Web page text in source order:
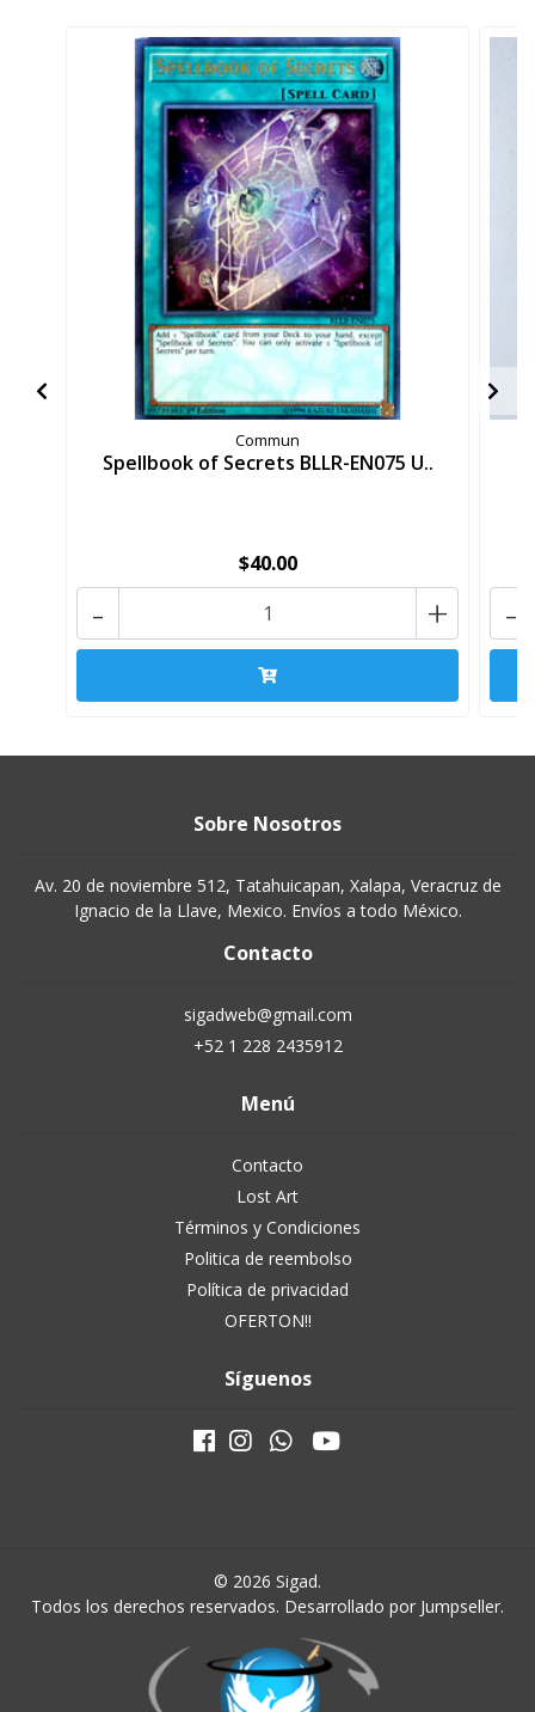
Commun
Spellbook of Secrets BLLR-EN075 U..
$40.00
+
- -
Sobre Nosotros
Av. 20 de noviembre 512, Tatahuicapan, Xalapa, Veracruz de
Ignacio de la Llave, Mexico. Envíos a todo México.
Contacto
sigadweb@gmail.com
+52 1 228 2435912
Menú
Contacto
Lost Art
Términos y Condiciones
Politica de reembolso
Política de privacidad
OFERTON!!
Síguenos
© 2026 Sigad.
Todos los derechos reservados. Desarrollado por Jumpseller.